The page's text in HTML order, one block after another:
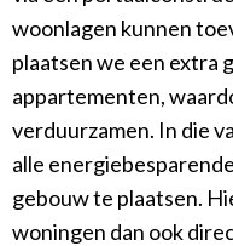
woonlagen kunnen
plaatsen we een extra
appartementen,
verduurzamen. In die
alle
gebouw te plaatsen.
woningen dan ook